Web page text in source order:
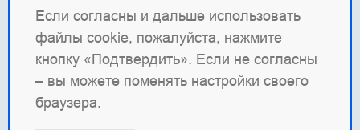
Если согласны и дальше использовать
файлы cookie, пожалуйста, нажмите
кнопку «Подтвердить». Если не согласны
– вы можете поменять настройки своего
браузера.
Angie PROиAngie Ingress Controller(ANIC) —
решение для управления трафиком
контейнеризированных приложений в Kubernetes.
Наша отдельная гордость — веб-сервер с
открытым кодом
nginx и призван превзойти функциональность